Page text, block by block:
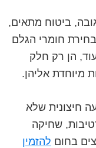
ביטוח מתאים,
חומרי הגלם
הן רק חלק
מיוחדת אליהן.
חיצונית שלא
שחיקה
בחום להזמין